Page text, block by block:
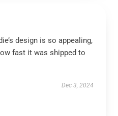
design is so appealing,
fast it was shipped to
Dec 3, 2024